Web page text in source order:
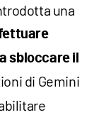
una
sbloccare il
di Gemini